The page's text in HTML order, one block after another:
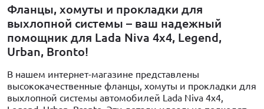
Фланцы, хомуты и прокладки для
выхлопной системы – ваш надежный
помощник для Lada Niva 4x4, Legend,
Urban, Bronto!
В нашем интернет-магазине представлены
высококачественные фланцы, хомуты и прокладки для
выхлопной системы автомобилей Lada Niva 4x4,